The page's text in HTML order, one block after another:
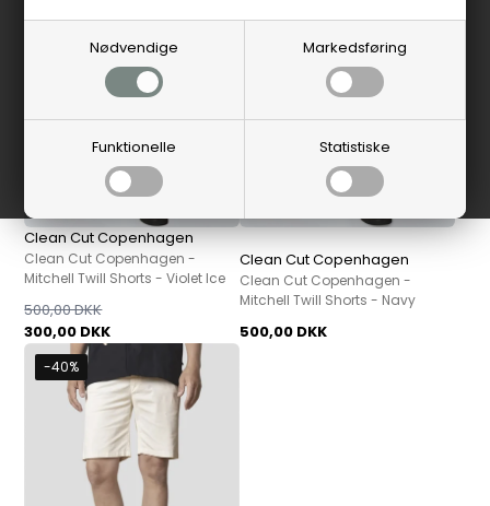
Nødvendige Markedsføring
Funktionelle Statistiske
Clean Cut Copenhagen
Clean Cut Copenhagen -
Mitchell Twill Shorts - Violet Ice
300,00 DKK
500,00 DKK
Clean Cut Copenhagen
Clean Cut Copenhagen -
Mitchell Twill Shorts - Navy
500,00 DKK
-40%